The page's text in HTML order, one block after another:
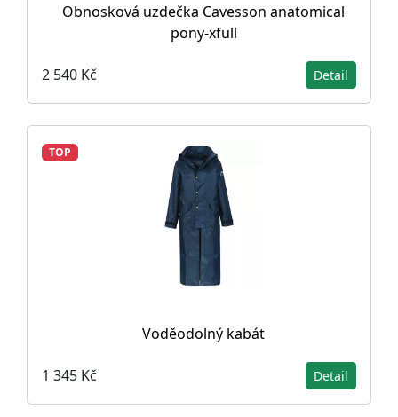
Obnosková uzdečka Cavesson anatomical
pony-xfull
2 540 Kč Detail
TOP
Voděodolný kabát
1 345 Kč Detail